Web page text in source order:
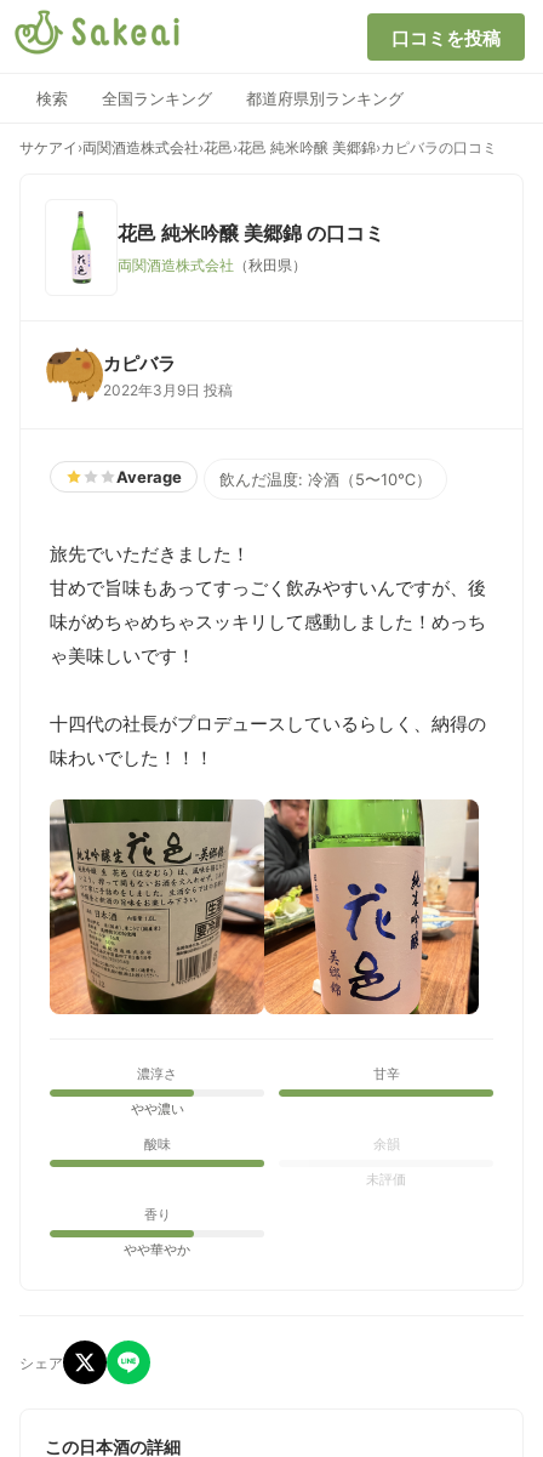
口コミを投稿
検索 全国ランキング 都道府県別ランキング
サケアイ ›両関酒造株式会社›花邑›花邑 純米吟醸 美郷錦›カピバラの口コミ
花邑 純米吟醸 美郷錦 の口コミ
両関酒造株式会社 （秋田県）
カピバラ
2022年3月9日 投稿
Average 飲んだ温度: 冷酒（5〜10℃）
旅先でいただきました！
甘めで旨味もあってすっごく飲みやすいんですが、後
味がめちゃめちゃスッキリして感動しました！めっち
ゃ美味しいです！
十四代の社長がプロデュースしているらしく、納得の
味わいでした！！！
濃淳さ
やや濃い
甘辛
酸味 余韻
未評価
香り
やや華やか
シェア
この日本酒の詳細